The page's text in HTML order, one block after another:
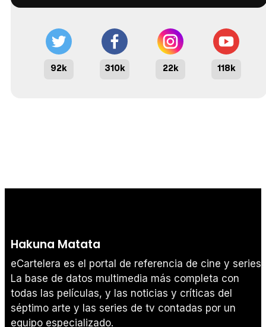
92k 310k 22k 118k
Hakuna Matata
eCartelera es el portal de referencia de cine y series.
La base de datos multimedia más completa con
todas las películas, y las noticias y críticas del
séptimo arte y las series de tv contadas por un
equipo especializado.